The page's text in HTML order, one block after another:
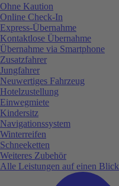
Ohne Kaution
Online Check-In
Express-Übernahme
Kontaktlose Übernahme
Übernahme via Smartphone
Zusatzfahrer
Jungfahrer
Neuwertiges Fahrzeug
Hotelzustellung
Einwegmiete
Kindersitz
Navigationssystem
Winterreifen
Schneeketten
Weiteres Zubehör
Alle Leistungen auf einen Blick